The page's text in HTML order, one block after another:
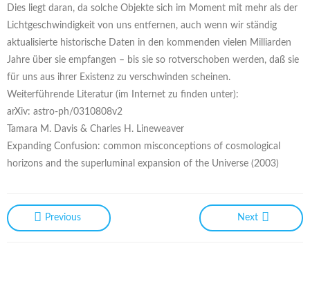
Dies liegt daran, da solche Objekte sich im Moment mit mehr als der
Lichtgeschwindigkeit von uns entfernen, auch wenn wir ständig
aktualisierte historische Daten in den kommenden vielen Milliarden
Jahre über sie empfangen – bis sie so rotverschoben werden, daß sie
für uns aus ihrer Existenz zu verschwinden scheinen.
Weiterführende Literatur (im Internet zu finden unter):
arXiv: astro-ph/0310808v2
Tamara M. Davis & Charles H. Lineweaver
Expanding Confusion: common misconceptions of cosmological
horizons and the superluminal expansion of the Universe (2003)
Previous Next